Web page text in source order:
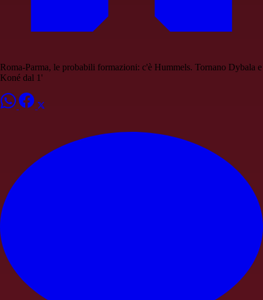
Roma-Parma, le probabili formazioni: c'è Hummels. Tornano Dybala e
Koné dal 1'